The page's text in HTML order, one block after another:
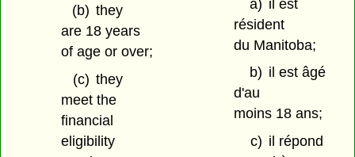
(b) they
are 18 years
of age or over;
(c) they
meet the
financial
eligibility
a) il est
résident
du Manitoba;
b) il est âgé
d'au
moins 18 ans;
c) il répond